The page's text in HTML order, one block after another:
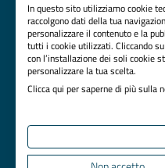
RIFERIMENTI
Azienda
Verona
In questo sito utilizziamo cookie
raccolgono dati della tua
personalizzare il contenuto e la
tutti i cookie utilizzati. Cliccando
con l’installazione dei soli cookie
personalizzare la tua scelta.
Clicca qui per saperne di più sulla